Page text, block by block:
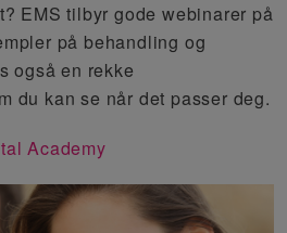
EMS tilbyr gode webinarer på
på behandling og
også en rekke
du kan se når det passer deg.
Academy